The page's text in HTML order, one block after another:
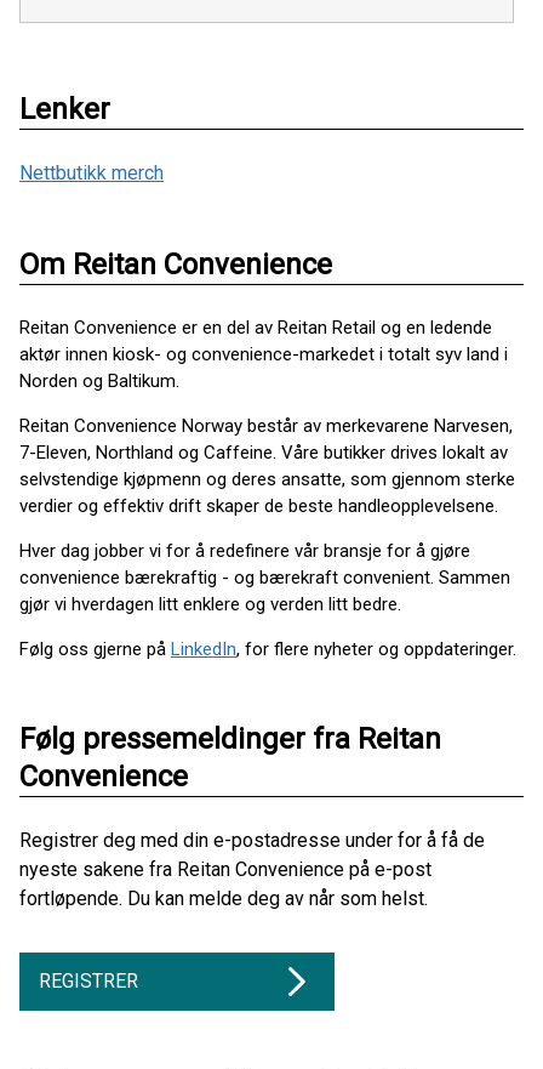
Lenker
Nettbutikk merch
Om Reitan Convenience
Reitan Convenience er en del av Reitan Retail og en ledende
aktør innen kiosk- og convenience-markedet i totalt syv land i
Norden og Baltikum.
Reitan Convenience Norway består av merkevarene Narvesen,
7-Eleven, Northland og Caffeine. Våre butikker drives lokalt av
selvstendige kjøpmenn og deres ansatte, som gjennom sterke
verdier og effektiv drift skaper de beste handleopplevelsene.
Hver dag jobber vi for å redefinere vår bransje for å gjøre
convenience bærekraftig - og bærekraft convenient. Sammen
gjør vi hverdagen litt enklere og verden litt bedre.
Følg oss gjerne på LinkedIn, for flere nyheter og oppdateringer.
Følg pressemeldinger fra Reitan
Convenience
Registrer deg med din e-postadresse under for å få de
nyeste sakene fra Reitan Convenience på e-post
fortløpende. Du kan melde deg av når som helst.
REGISTRER